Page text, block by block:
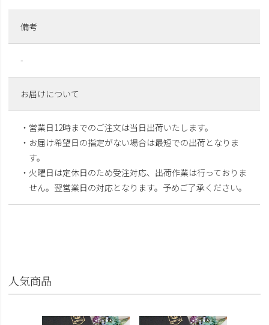
備考
-
お届けについて
・営業日12時までのご注文は当日出荷いたします。
・お届け希望日の指定がない場合は最短での出荷となりま
す。
・火曜日は定休日のため受注対応、出荷作業は行っておりま
せん。翌営業日の対応となります。予めご了承ください。
人気商品